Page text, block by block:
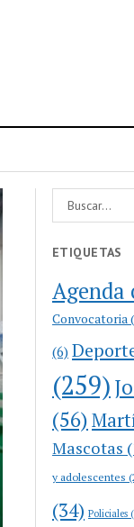
ETIQUETAS
Convocatoria
(6)
(259)
(56)
Mascotas
y adolescentes
(34) Policiales